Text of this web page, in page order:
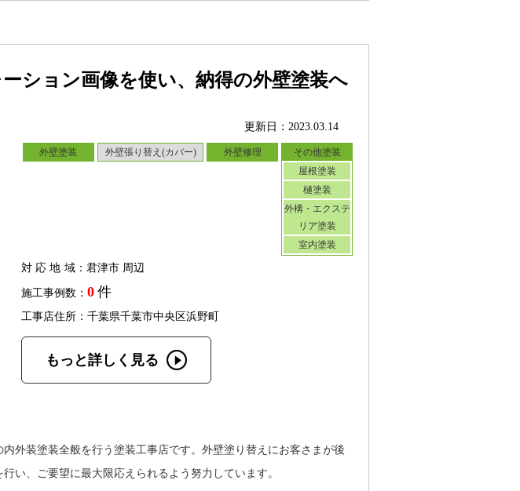
ション画像を使い、納得の外壁塗装へ
更新日：2023.03.14
外壁塗装 外壁張り替え(カバー) 外壁修理
その他塗装
屋根塗装
樋塗装
外構・エクステ
リア塗装
室内塗装
対応地域：君津市 周辺
施工事例数： 0 件
工事店住所：千葉県千葉市中央区浜野町
もっと詳しく見る
外装塗装全般を行う塗装工事店です。外壁塗り替えにお客さまが後
い、ご要望に最大限応えられるよう努力しています。